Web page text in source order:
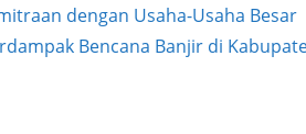
dengan Usaha-Usaha Besar
Bencana Banjir di